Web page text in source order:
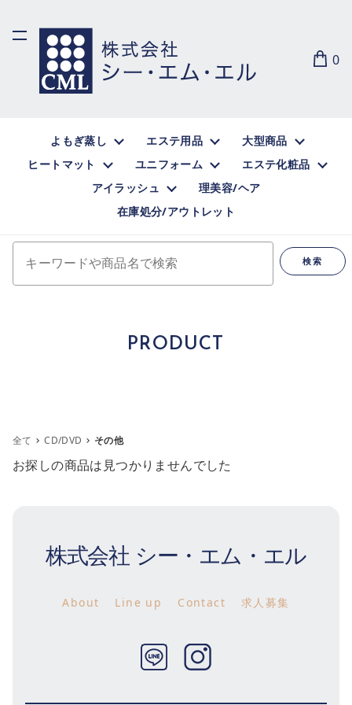
0
よもぎ蒸し エステ用品
大型商品
ヒートマット
ユニフォーム
エステ化粧品
アイラッシュ
理美容/ヘア
在庫処分/アウトレット
検索
PRODUCT
全て CD/DVD その他
お探しの商品は見つかりませんでした
株式会社 シー・エム・エル
About Line up Contact 求人募集